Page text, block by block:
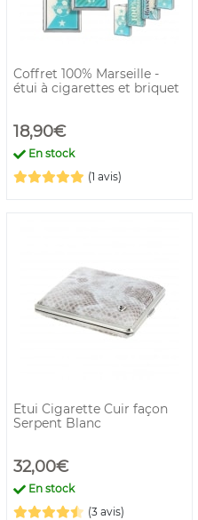
Coffret 100% Marseille -
étui à cigarettes et briquet
18,90€
En stock
(1 avis)
Etui Cigarette Cuir façon
Serpent Blanc
32,00€
En stock
(3 avis)